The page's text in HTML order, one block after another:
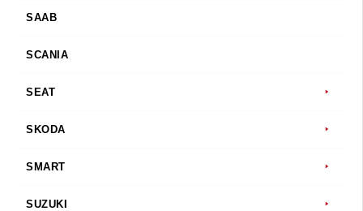
SAAB
SCANIA
SEAT
SKODA
SMART
SUZUKI